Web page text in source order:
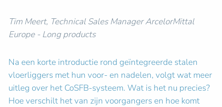
Tim Meert, Technical Sales Manager ArcelorMittal
Europe - Long products
Na een korte introductie rond geïntegreerde stalen
vloerliggers met hun voor- en nadelen, volgt wat meer
uitleg over het CoSFB-systeem. Wat is het nu precies?
Hoe verschilt het van zijn voorgangers en hoe komt